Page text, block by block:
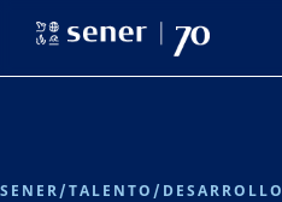
SENER/TALENTO /